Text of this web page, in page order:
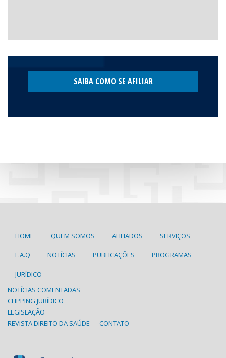
SAIBA COMO SE AFILIAR
HOME QUEM SOMOS AFILIADOS SERVIÇOS
F.A.Q NOTÍCIAS PUBLICAÇÕES PROGRAMAS
JURÍDICO
NOTÍCIAS COMENTADAS
CLIPPING JURÍDICO
LEGISLAÇÃO
REVISTA DIREITO DA SAÚDE
CONTATO